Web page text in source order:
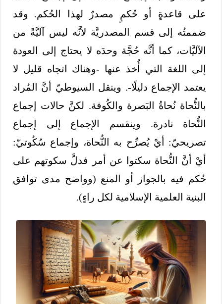
على قاعدةٍ أو حُكمٍ مصدرٌ لهذا الحُكم. وقد
ضممتُه إلى قسم المصدريَّة لأنَّه ليس آليَّةً من
الآليَّات، كما أنَّه حُجَّة وحدَه لا يحتاج إلى العودة
إلى اللغة التي أُخذ عنها -وهناك اتجاه قليل لا
يعتمد الإجماع دليلًا-. وينقل السيوطيّ أنَّ المُراد
بالنُّحاة نُحاةُ البَصرة والكُوفة. لكنَّ حالات إجماع
النُّحاة نادرة. وينقسم الإجماع إلى إجماع
تصريحيّ: أيْ يُصرِّح به النُّحاة، وإجماع سُكُوتيّ:
أيْ أنَّ النُّحاة سكتوا عن أمر فدلَّ سكوتهم على
حُكم فيه بالجواز أو المنع (وواضح مدى توافق
البنية العلمية الإسلامية لكل راءٍ).